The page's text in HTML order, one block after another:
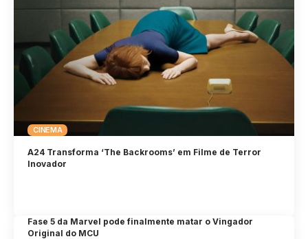
CINEMA
A24 Transforma ‘The Backrooms’ em Filme de Terror
Inovador
Fase 5 da Marvel pode finalmente matar o Vingador
Original do MCU